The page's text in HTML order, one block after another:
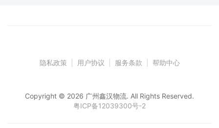
隐私政策 用户协议 服务条款 帮助中心
Copyright © 2026 广州鑫汉物流. All Rights Reserved.
粤ICP备12039300号-2